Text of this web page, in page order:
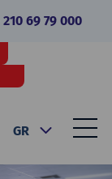
210 69 79 000
GR